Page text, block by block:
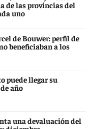
de las provincias del
uno
de Bouwer: perfil de
beneficiaban a los
puede llegar su
año
una devaluación del